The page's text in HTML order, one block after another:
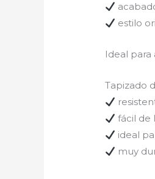
estilo
Ideal para
Tapizado
fácil de
ideal
muy